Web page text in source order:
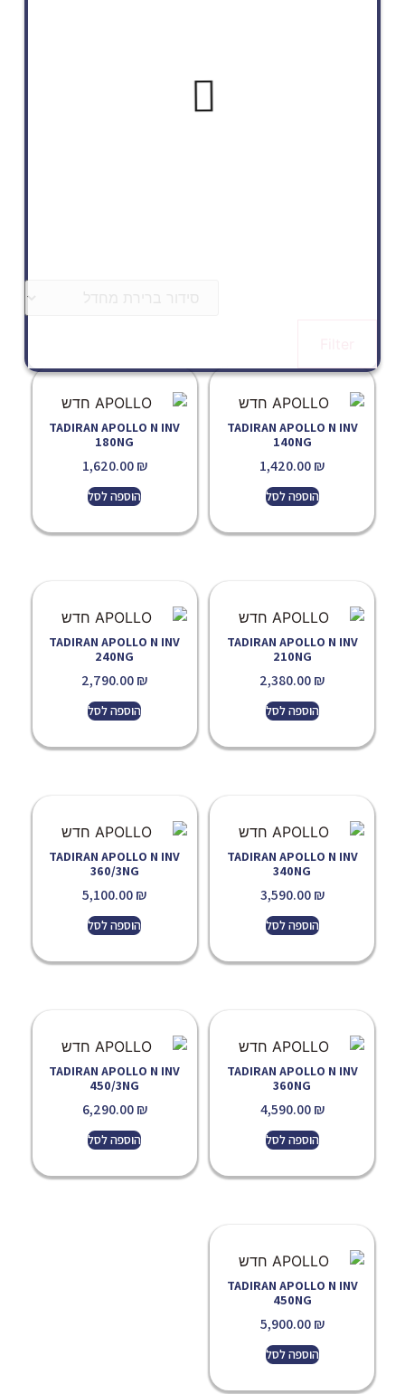
TADIRAN APOLLO N INV
140NG
1,420.00₪
הוספה לסל
TADIRAN APOLLO N INV
180NG
1,620.00₪
הוספה לסל
TADIRAN APOLLO N INV
210NG
2,380.00₪
הוספה לסל
TADIRAN APOLLO N INV
240NG
2,790.00₪
הוספה לסל
TADIRAN APOLLO N INV
340NG
3,590.00₪
הוספה לסל
TADIRAN APOLLO N INV
360/3NG
5,100.00₪
הוספה לסל
TADIRAN APOLLO N INV
360NG
4,590.00₪
הוספה לסל
TADIRAN APOLLO N INV
450/3NG
6,290.00₪
הוספה לסל
TADIRAN APOLLO N INV
450NG
5,900.00₪
הוספה לסל